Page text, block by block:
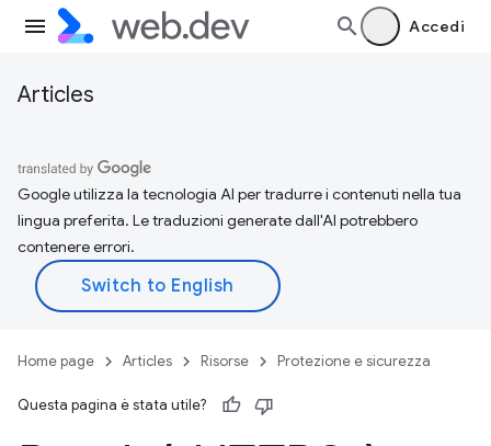
Accedi
Articles
Google utilizza la tecnologia AI per tradurre i contenuti nella tua
lingua preferita. Le traduzioni generate dall'AI potrebbero
contenere errori.
Home page Articles Risorse Protezione e sicurezza
Questa pagina è stata utile?